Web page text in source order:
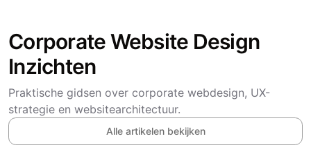
Corporate Website Design
Inzichten
Praktische gidsen over corporate webdesign, UX-
strategie en websitearchitectuur.
Alle artikelen bekijken